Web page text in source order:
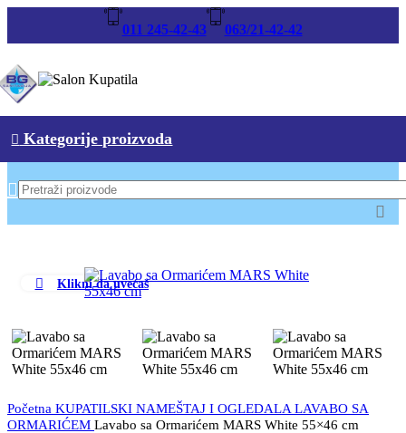
011 245-42-43 063/21-42-42
Kategorije proizvoda
Klikni da uvećaš
Početna KUPATILSKI NAMEŠTAJ I OGLEDALA LAVABO SA
ORMARIĆEM Lavabo sa Ormarićem MARS White 55×46 cm